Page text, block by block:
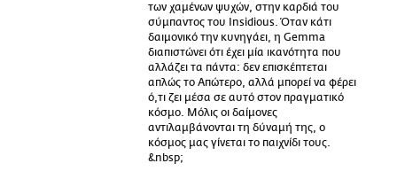
των χαμένων ψυχών, στην καρδιά του
σύμπαντος του Insidious. Όταν κάτι
δαιμονικό την κυνηγάει, η Gemma
διαπιστώνει ότι έχει μία ικανότητα που
αλλάζει τα πάντα: δεν επισκέπτεται
απλώς το Απώτερο, αλλά μπορεί να φέρει
ό,τι ζει μέσα σε αυτό στον πραγματικό
κόσμο. Μόλις οι δαίμονες
αντιλαμβάνονται τη δύναμή της, ο
κόσμος μας γίνεται το παιχνίδι τους.
&nbsp;